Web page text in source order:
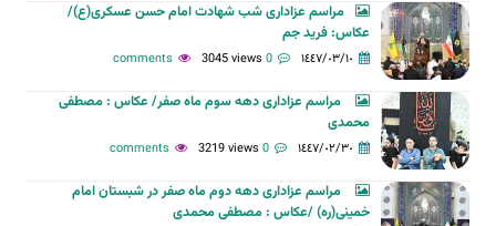
مراسم عزاداری شب شهادت امام حسن عسکری(ع)/
عکاس: فرید جم
١٤٤٧/٠٣/١٠ 0 comments
3045 views
مراسم عزاداری دهه سوم ماه صفر/ عکاس : مصطفی
محمدی
١٤٤٧/٠٢/٣٠ 0 comments
3219 views
مراسم عزاداری دهه دوم ماه صفر در شبستان امام
خمینی(ره) /عکاس : مصطفی محمدی